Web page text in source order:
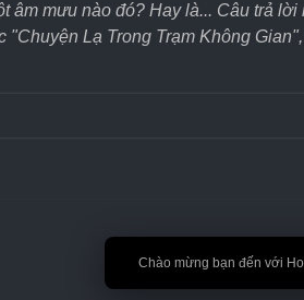
🎉 Chào mừng bạn đến với
mưu nào đó? Hay là... Câu trả lời
Lạ Trong Trạm Không